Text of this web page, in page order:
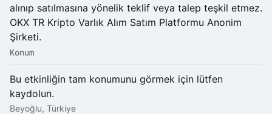
alınıp satılmasına yönelik teklif veya talep teşkil etmez.
OKX TR Kripto Varlık Alım Satım Platformu Anonim
Şirketi.
Konum
Bu etkinliğin tam konumunu görmek için lütfen
kaydolun.
Beyoğlu, Türkiye